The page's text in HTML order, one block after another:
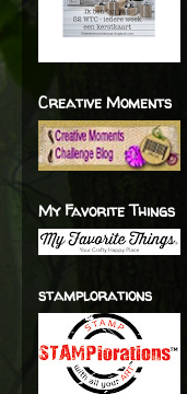
Creative Moments
My Favorite Things
stamplorations